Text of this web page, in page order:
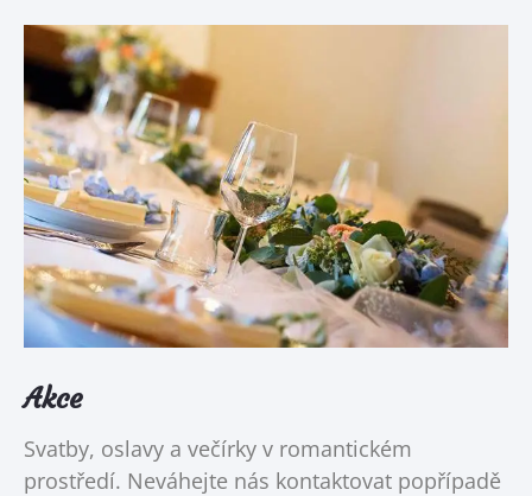
Akce
Svatby, oslavy a večírky v romantickém
prostředí. Neváhejte nás kontaktovat popřípadě